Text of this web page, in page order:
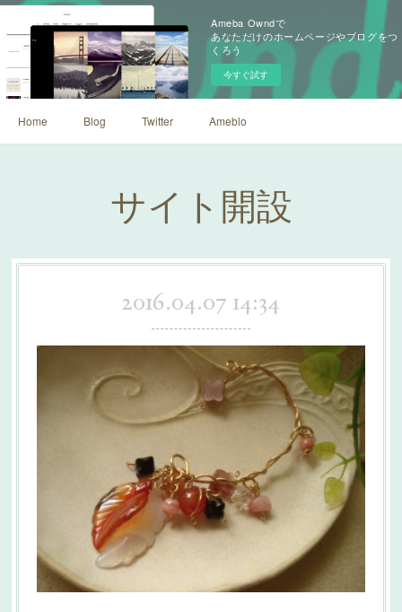
Ameba Owndで
あなただけのホームページやブログをつ
くろう
今すぐ試す
Home Blog Twitter Ameblo
サイト開設
2016.04.07 14:34